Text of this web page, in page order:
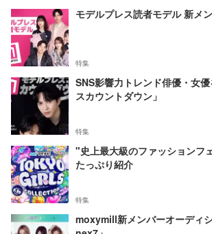
モデルプレス読者モデル 新メ
特集
SNS影響力トレンド俳優・女
スカウントダウン」
特集
"史上最大級のファッションフ
たっぷり紹介
特集
moxymill新メンバーオーディ